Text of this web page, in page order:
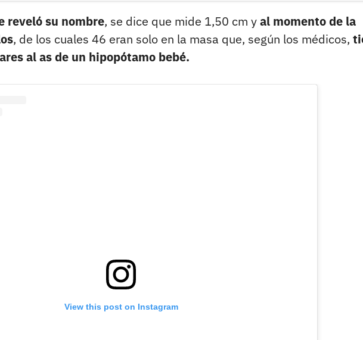
reveló su nombre, se dice que mide 1,50 cm yal momento de la
, de los cuales 46 eran solo en la masa que, según los médicos,
al as de un hipopótamo bebé.
View this post on Instagram